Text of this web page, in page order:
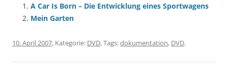
A Car Is Born – Die Entwicklung eines Sportwagens
Mein Garten
10. April 2007, Kategorie: DVD, Tags:dokumentation, DVD.